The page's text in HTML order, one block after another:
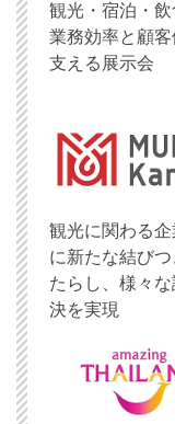
観光・宿泊・
業務効率と顧客
支える展示会
観光に関わる企
に新たな結びつ
たらし、様々
決を実現